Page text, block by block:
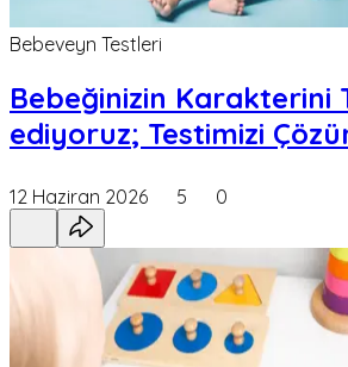
Bebeveyn Testleri
Bebeğinizin Karakterini
ediyoruz; Testimizi
12 Haziran 2026 5 0